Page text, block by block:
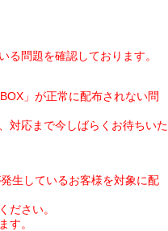
問題を確認しております。
」が正常に配布されない問
対応まで今しばらくお待ちいた
生しているお客様を対象に配
ださい。
す。